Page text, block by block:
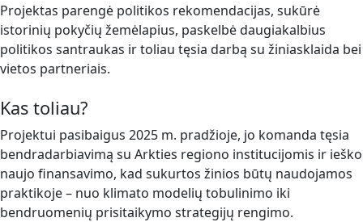
Projektas parengė politikos rekomendacijas, sukūrė
istorinių pokyčių žemėlapius, paskelbė daugiakalbius
politikos santraukas ir toliau tęsia darbą su žiniasklaida bei
vietos partneriais.
Kas toliau?
Projektui pasibaigus 2025 m. pradžioje, jo komanda tęsia
bendradarbiavimą su Arkties regiono institucijomis ir ieško
naujo finansavimo, kad sukurtos žinios būtų naudojamos
praktikoje – nuo klimato modelių tobulinimo iki
bendruomenių prisitaikymo strategijų rengimo.